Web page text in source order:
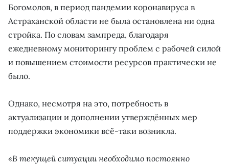
Богомолов, в период пандемии коронавируса в
Астраханской области не была остановлена ни одна
стройка. По словам зампреда, благодаря
ежедневному мониторингу проблем с рабочей силой
и повышением стоимости ресурсов практически не
было.
Однако, несмотря на это, потребность в
актуализации и дополнении утверждённых мер
поддержки экономики всё-таки возникла.
«В текущей ситуации необходимо постоянно